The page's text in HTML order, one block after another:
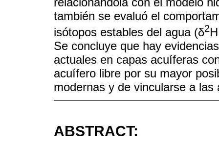
también se evaluó el
isótopos estables del agua (δ2
Se concluye que hay
actuales en capas acuíferas
acuífero libre por su mayor
modernas y de vincularse a las
ABSTRACT: